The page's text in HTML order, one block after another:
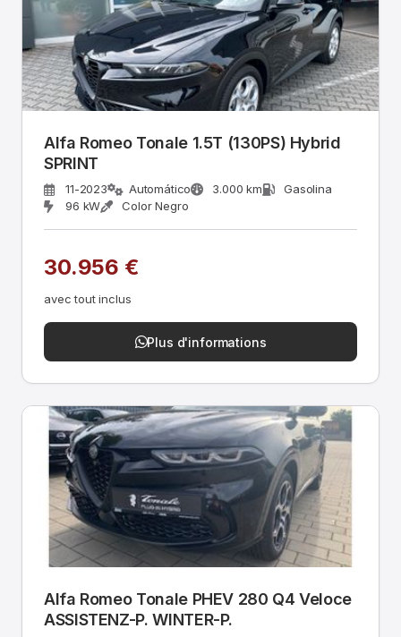
Alfa Romeo Tonale 1.5T (130PS) Hybrid
SPRINT
11-2023 Automático 3.000 km
Gasolina
96 kW
Color Negro
30.956 €
avec tout inclus
Plus d'informations
Alfa Romeo Tonale PHEV 280 Q4 Veloce
ASSISTENZ-P. WINTER-P.